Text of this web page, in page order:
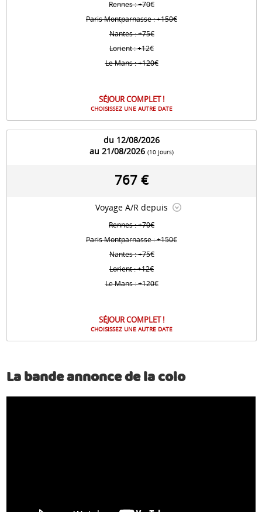
Rennes : +70€
Paris Montparnasse : +150€
Nantes : +75€
Lorient : +12€
Le Mans : +120€
SÉJOUR COMPLET !
CHOISISSEZ UNE AUTRE DATE
du 12/08/2026
au 21/08/2026 (10 jours)
767 €
Voyage A/R depuis
Rennes : +70€
Paris Montparnasse : +150€
Nantes : +75€
Lorient : +12€
Le Mans : +120€
SÉJOUR COMPLET !
CHOISISSEZ UNE AUTRE DATE
La bande annonce de la colo